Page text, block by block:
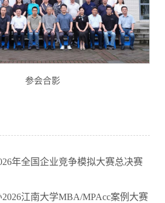
参会合影
年全国企业竞争模拟大赛总决赛
江南大学MBA/MPAcc案例大赛